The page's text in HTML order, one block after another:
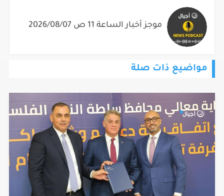
موجز أخبار الساعة 11 ص 2026/08/07
مواضيع ذات صلة